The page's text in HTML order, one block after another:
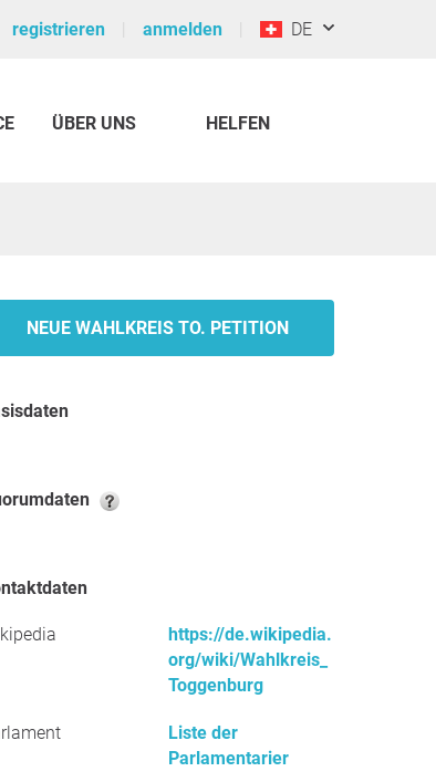
registrieren anmelden DE
ÜBER UNS HELFEN
NEUE WAHLKREIS TO. PETITION
https://de.wikipedia.
org/wiki/Wahlkreis_
Toggenburg
Liste der
Parlamentarier